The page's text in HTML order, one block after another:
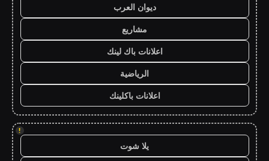
ديوان العرب
مشاريع
اعلانات باك لينك
الرياضية
اعلانات باكلينك
!
يلا شوت